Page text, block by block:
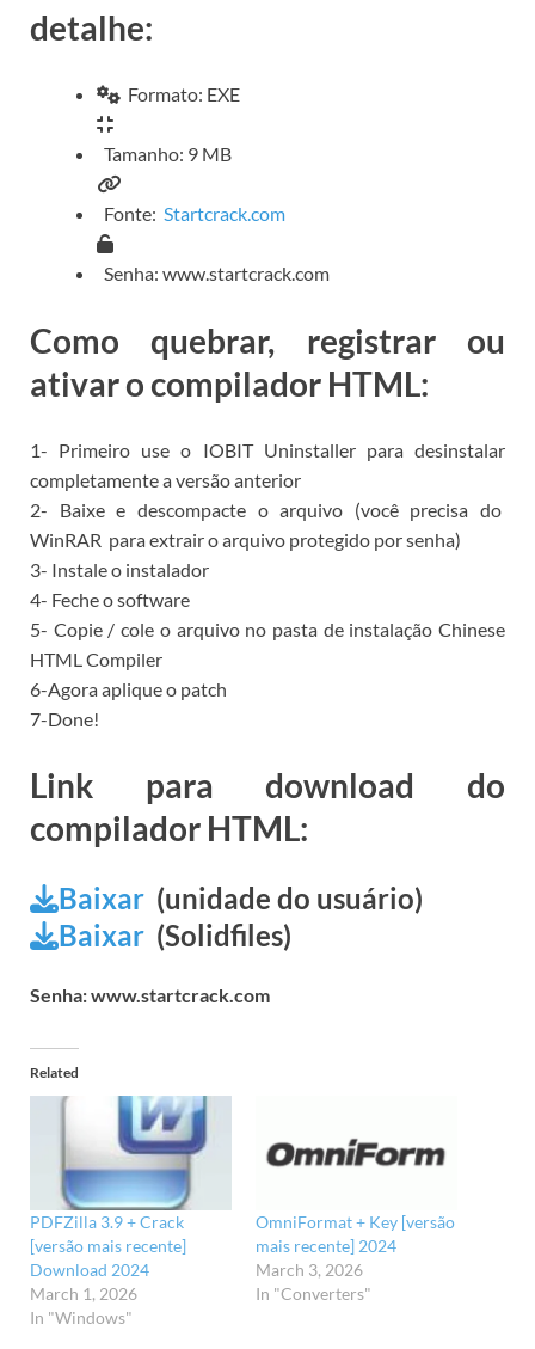
detalhe:
Formato: EXE
Tamanho: 9 MB
Fonte: Startcrack.com
Senha: www.startcrack.com
Como quebrar, registrar ou
ativar o compilador HTML:
1- Primeiro use o IOBIT Uninstaller paradesinstalar
completamente a versão anterior
2- Baixe e descompacte o arquivo (você precisa do
WinRAR para extrair o arquivo protegido por senha)
3- Instale o instalador
4- Feche o software
5- Copie / cole o arquivo no pasta de instalação Chinese
HTML Compiler
6-Agora aplique o patch
7-Done!
Link para download do
compilador HTML:
Baixar (unidade do usuário)
Baixar (Solidfiles)
Senha: www.startcrack.com
Related
PDFZilla 3.9 + Crack
[versão mais recente]
Download 2024
March 1, 2026
In "Windows"
OmniFormat + Key [versão
mais recente] 2024
March 3, 2026
In "Converters"